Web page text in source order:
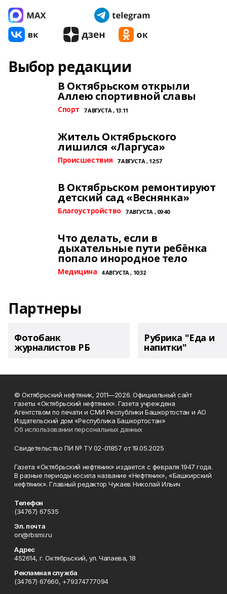
Выбор редакции
В Октябрьском открыли
Аллею спортивной славы
Спорт 7 АВГУСТА , 13:11
Житель Октябрьского
лишился «Ларгуса»
Происшествия 7 АВГУСТА , 12:57
В Октябрьском ремонтируют
детский сад «Веснянка»
Благоустройство 7 АВГУСТА , 09:40
Что делать, если в
дыхательные пути ребёнка
попало инородное тело
Медицина 4 АВГУСТА , 10:32
Партнеры
Фотобанк
журналистов РБ
Рубрика "Еда и
напитки"
© Октябрьский нефтяник, 2011—2026. Официальный сайт
газеты «Октябрьский нефтяник». Газета учреждена
Агентством по печати и СМИ Республики Башкортостан и АО
Издательский дом «Республика Башкортостан»
Об использовании персональных данных
Свидетельство ПИ № ТУ 02-01857 от 19.05.2025
Газета «Октябрьский нефтяник» издается с февраля 1947 года.
В разные периоды носила название «Нефтяник», «Башкирский
нефтяник». Главный редактор Чукаев Николай Ильич
Телефон
(34767) 67535
Эл. почта
on@rbsmi.ru
Адрес
452614, г. Октябрьский, ул. Чапаева, 18
Рекламная служба
(34767) 67660, +79374777094